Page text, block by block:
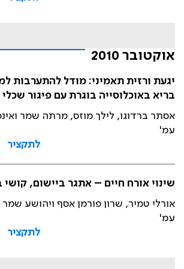
אוקטובר 2010
יגעת ורזית תאמיני: מודל להתערבות
בריא באוכלוסייה בוגרת עם פיגור שכלי
אסתר ברדוגו, לילך מוזס, מרתה שמר
עמ'
לתקציר
שינוי אורח חיים – אתגר ביישום,
אורלי טמיר, שרון פורמן אסף ויהושע שמר
עמ'
לתקציר